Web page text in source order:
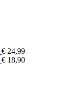
€ 24,99
€ 18,90